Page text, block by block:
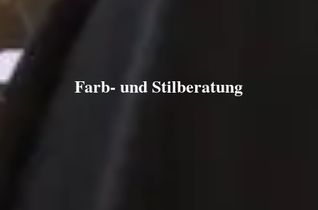
Farb- und Stilberatung